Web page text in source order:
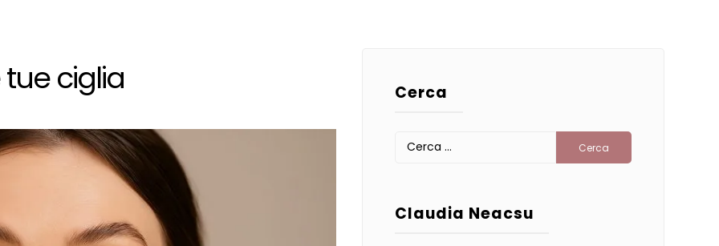
tue ciglia Cerca
Ricerca
per:
Claudia Neacsu